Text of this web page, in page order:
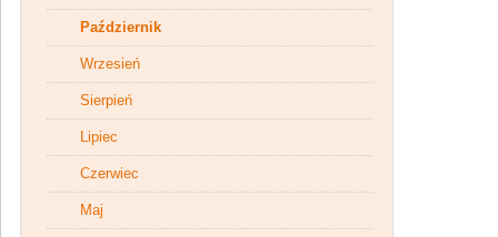
Październik
Wrzesień
Sierpień
Lipiec
Czerwiec
Maj